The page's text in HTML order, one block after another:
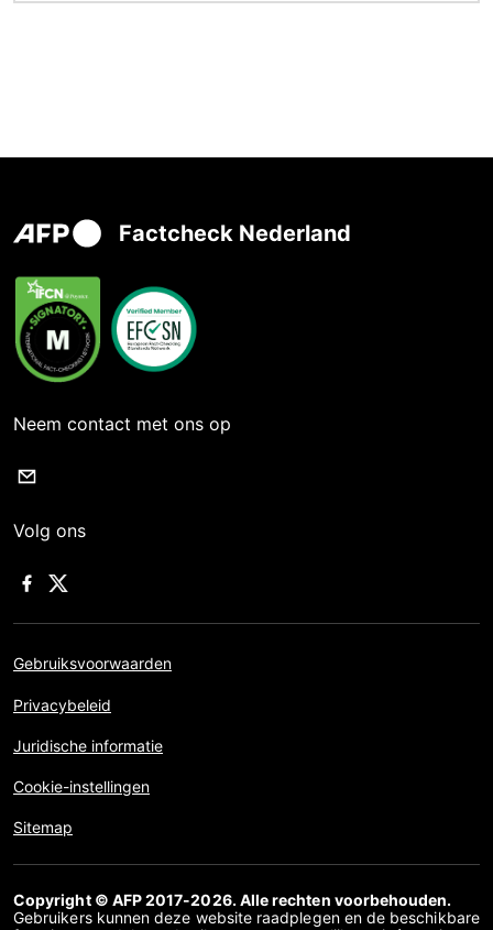
Factcheck Nederland
Neem contact met ons op
Volg ons
Gebruiksvoorwaarden
Privacybeleid
Juridische informatie
Cookie-instellingen
Sitemap
Copyright © AFP 2017-2026. Alle rechten voorbehouden.
Gebruikers kunnen deze website raadplegen en de beschikbare